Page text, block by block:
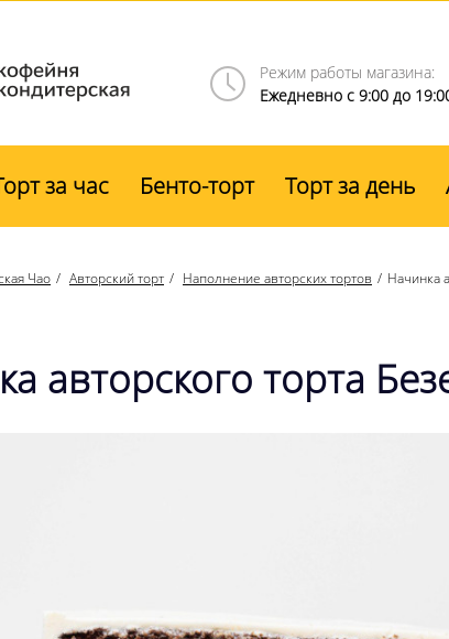
Режим работы магазина:
Ежедневно с 9:00 до
за час Бенто-торт Торт за день
Чао Авторский торт Наполнение авторских тортов Начинка
авторского торта